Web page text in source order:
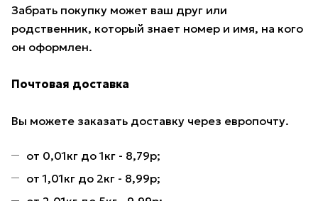
Забрать покупку может ваш друг или
родственник, который знает номер и имя, на кого
он оформлен.
Почтовая доставка
Вы можете заказать доставку через европочту.
от 0,01кг до 1кг - 8,79р;
от 1,01кг до 2кг - 8,99р;